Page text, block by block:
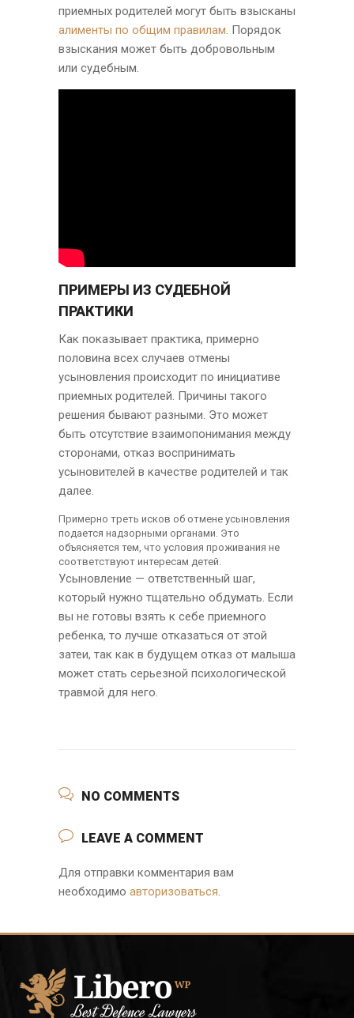
приемных родителей могут быть взысканы
алименты по общим правилам. Порядок
взыскания может быть добровольным
или судебным.
ПРИМЕРЫ ИЗ СУДЕБНОЙ
ПРАКТИКИ
Как показывает практика, примерно
половина всех случаев отмены
усыновления происходит по инициативе
приемных родителей. Причины такого
решения бывают разными. Это может
быть отсутствие взаимопонимания между
сторонами, отказ воспринимать
усыновителей в качестве родителей и так
далее.
Примерно треть исков об отмене усыновления
подается надзорными органами. Это
объясняется тем, что условия проживания не
соответствуют интересам детей.
Усыновление — ответственный шаг,
который нужно тщательно обдумать. Если
вы не готовы взять к себе приемного
ребенка, то лучше отказаться от этой
затеи, так как в будущем отказ от малыша
может стать серьезной психологической
травмой для него.
NO COMMENTS
LEAVE A COMMENT
Для отправки комментария вам
необходимо авторизоваться.